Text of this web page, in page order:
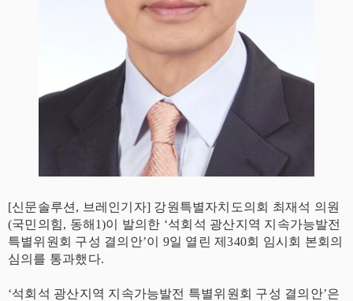
[신문솔루션, 브레인기자] 강원특별자치도의회 최재석 의원
(국민의힘, 동해1)이 발의한 ‘석회석 광산지역 지속가능발전
특별위원회 구성 결의안’이 9일 열린 제340회 임시회 본회의
심의를 통과했다.
‘석회석 광산지역 지속가능발전 특별위원회 구성 결의안’은